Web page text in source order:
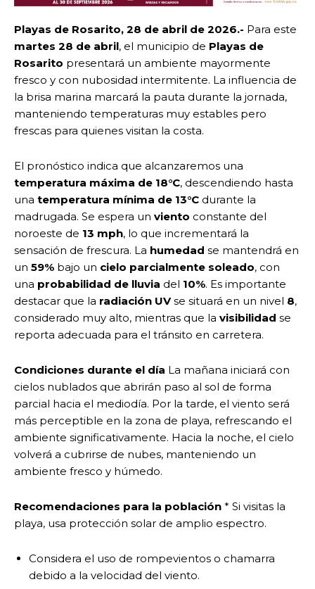
Playas de Rosarito, 28 de abril de 2026.- Para este
martes 28 de abril, el municipio de Playas de
Rosarito presentará un ambiente mayormente
fresco y con nubosidad intermitente. La influencia de
la brisa marina marcará la pauta durante la jornada,
manteniendo temperaturas muy estables pero
frescas para quienes visitan la costa.
El pronóstico indica que alcanzaremos una
temperatura máxima de 18°C, descendiendo hasta
una temperatura mínima de 13°C durante la
madrugada. Se espera un viento constante del
noroeste de 13 mph, lo que incrementará la
sensación de frescura. La humedad se mantendrá en
un 59% bajo un cielo parcialmente soleado, con
una probabilidad de lluvia del 10%. Es importante
destacar que la radiación UVse situará en un nivel 8,
considerado muy alto, mientras que la visibilidad se
reporta adecuada para el tránsito en carretera.
Condiciones durante el día La mañana iniciará con
cielos nublados que abrirán paso al sol de forma
parcial hacia el mediodía. Por la tarde, el viento será
más perceptible en la zona de playa, refrescando el
ambiente significativamente. Hacia la noche, el cielo
volverá a cubrirse de nubes, manteniendo un
ambiente fresco y húmedo.
Recomendaciones para la población * Si visitas la
playa, usa protección solar de amplio espectro.
Considera el uso de rompevientos o chamarra
debido a la velocidad del viento.